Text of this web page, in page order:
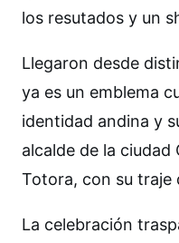
los resutados y un
Llegaron desde
ya es un emblema
identidad andina y
alcalde de la
Totora, con su traje
La celebración